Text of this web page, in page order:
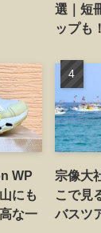
選｜短
ップも！
WP
にも
な一
宗像大
こで見
バスツ